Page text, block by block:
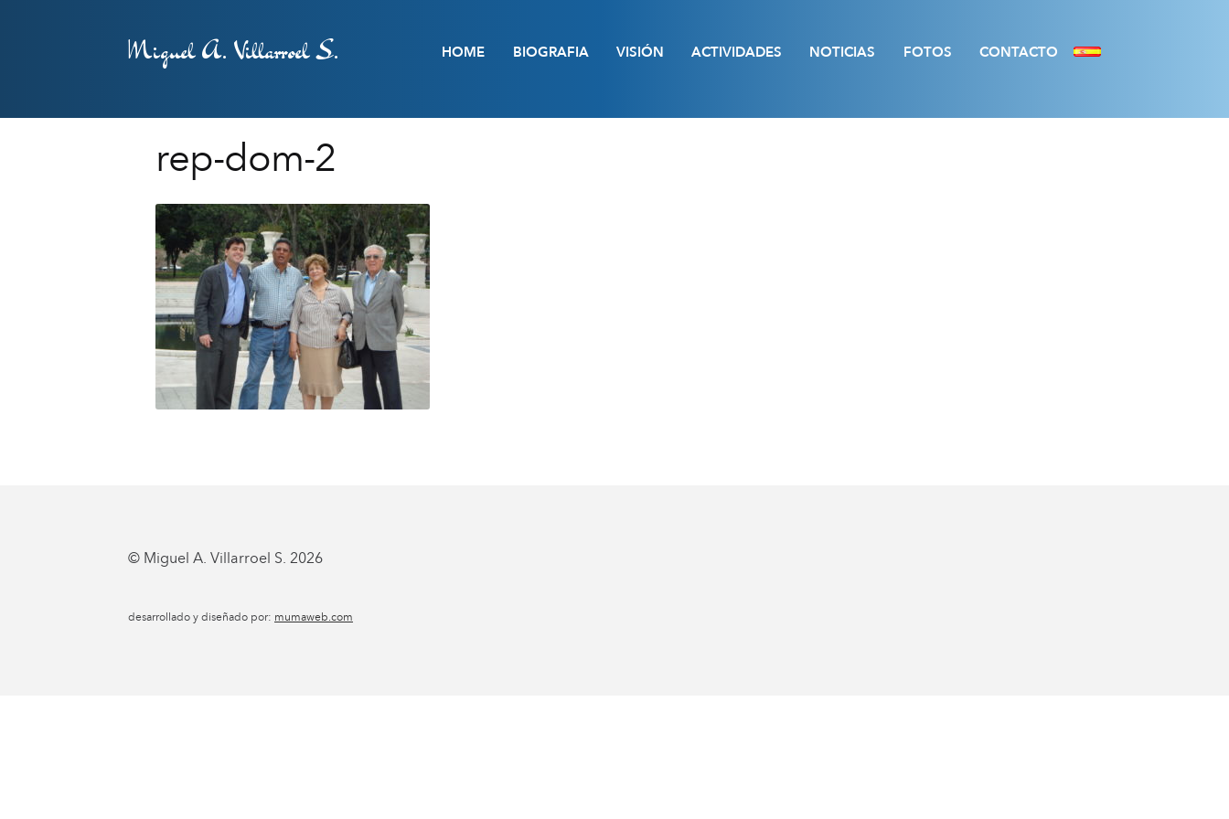
Miguel A. Villarroel S. HOME BIOGRAFIA VISIÓN ACTIVIDADES NOTICIAS FOTOS CONTACTO
rep-dom-2
© Miguel A. Villarroel S. 2026
desarrollado y diseñado por: mumaweb.com